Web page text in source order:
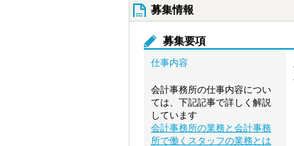
募集情報
募集要項
仕事内容
会計事務所の仕事内容につい
ては、下記記事で詳しく解説
しています
会計事務所の業務と会計事務
所で働くスタッフの業務とは